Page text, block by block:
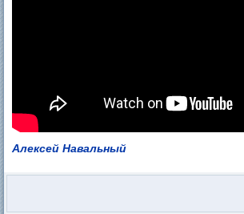
Алексей Навальный